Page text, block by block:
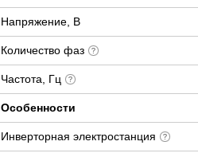
Напряжение, В
Количество фаз
Частота, Гц
Особенности
Инверторная электростанция